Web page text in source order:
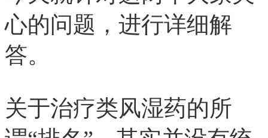
心的问题，进行详细解
答。
关于治疗类风湿药的所